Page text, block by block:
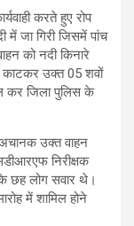
करते हुए रोप
में जा गिरी जिसमें पांच
को नदी किनारे
काटकर उक्त 05 शवों
कर जिला पुलिस के
अचानक उक्त वाहन
निरीक्षक
के छह लोग सवार थे।
में शामिल होने